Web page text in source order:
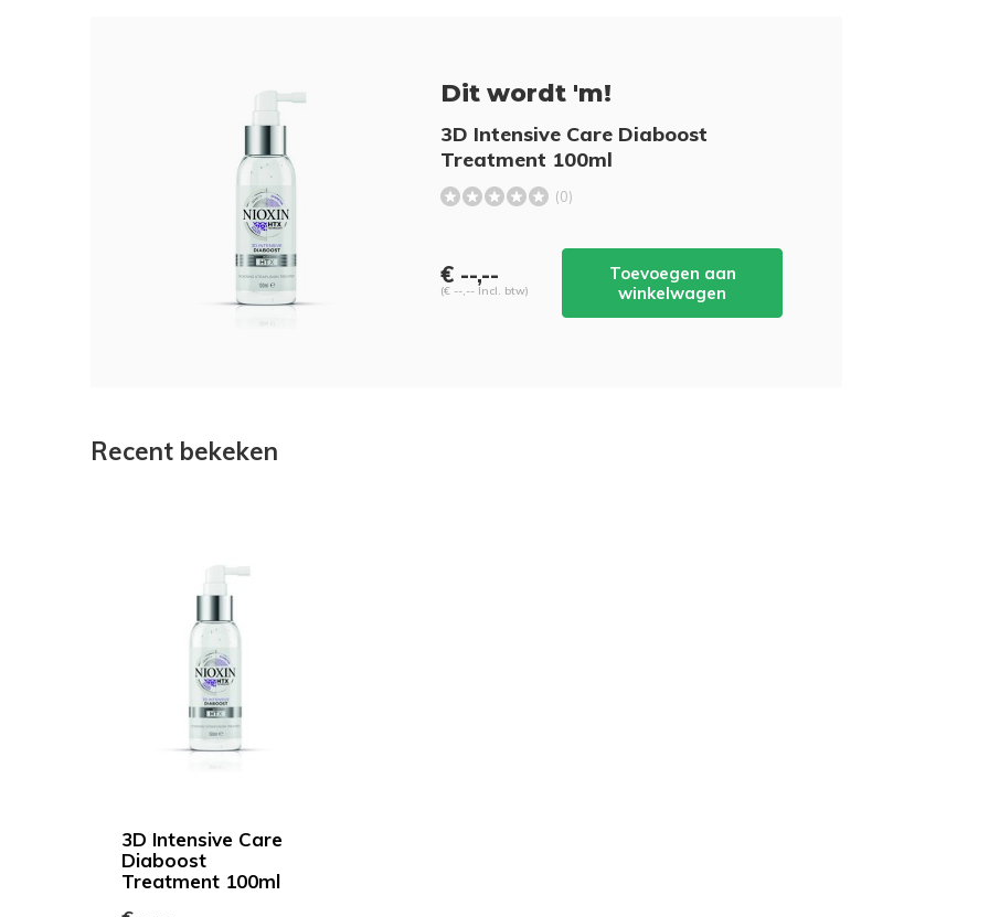
Dit wordt 'm!
3D Intensive Care Diaboost
Treatment 100ml
(0)
€ --,--
(€ --,-- Incl. btw)
Toevoegen aan
winkelwagen
Recent bekeken
3D Intensive Care
Diaboost
Treatment 100ml